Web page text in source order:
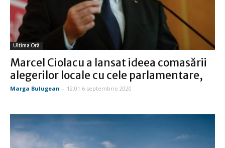
Ultima Oră
Marcel Ciolacu a lansat ideea comasării
alegerilor locale cu cele parlamentare,
Marga Bulugean - 12:01 6 septembrie 2020